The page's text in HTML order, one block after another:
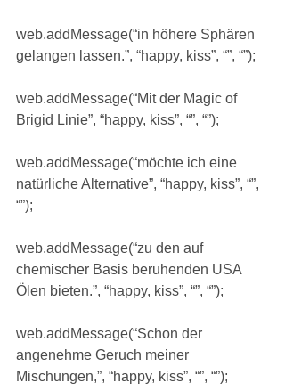
web.addMessage(“in höhere Sphären
gelangen lassen.”, “happy, kiss”, “”, “”);
web.addMessage(“Mit der Magic of
Brigid Linie”, “happy, kiss”, “”, “”);
web.addMessage(“möchte ich eine
natürliche Alternative”, “happy, kiss”, “”,
“”);
web.addMessage(“zu den auf
chemischer Basis beruhenden USA
Ölen bieten.”, “happy, kiss”, “”, “”);
web.addMessage(“Schon der
angenehme Geruch meiner
Mischungen,”, “happy, kiss”, “”, “”);